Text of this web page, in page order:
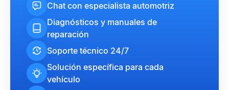
Chat con especialista automotriz
Diagnósticos y manuales de
reparación
Soporte técnico 24/7
Solución específica para cada
vehículo